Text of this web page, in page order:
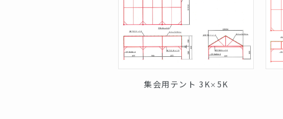
集会用テント 3K× 5K